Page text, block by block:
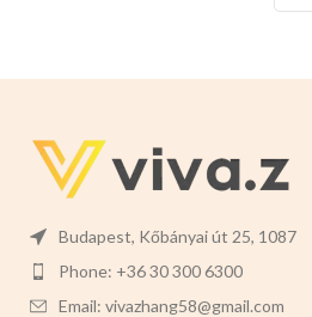
Budapest, Kőbányai út 25, 1087
Phone: +36 30 300 6300
Email: vivazhang58@gmail.com